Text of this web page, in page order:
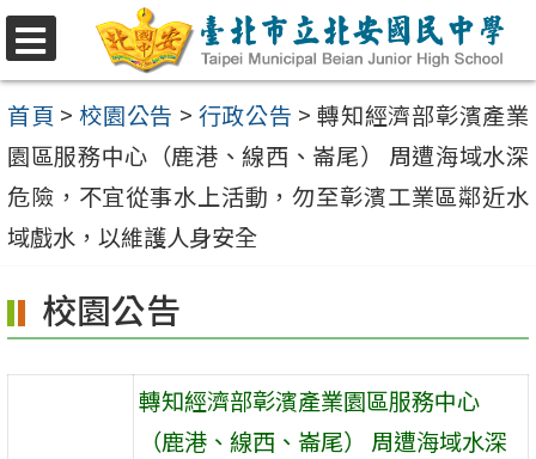
選
單
跳
至
主
要
內
容
首頁 > 校園公告 > 行政公告 > 轉知經濟部彰濱產業
園區服務中心（鹿港、線西、崙尾） 周遭海域水深
危險，不宜從事水上活動，勿至彰濱工業區鄰近水
域戲水，以維護人身安全
校園公告
轉知經濟部彰濱產業園區服務中心
（鹿港、線西、崙尾） 周遭海域水深